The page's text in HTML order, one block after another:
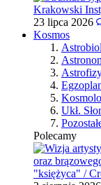
23 lipca 2026
Kosmos
Ukł.
Polecamy